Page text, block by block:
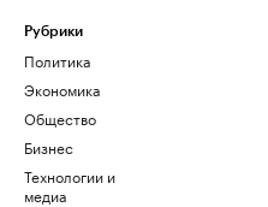
Рубрики
Политика
Экономика
Общество
Бизнес
Технологии и
медиа